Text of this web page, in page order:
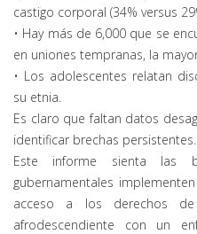
castigo corporal (34% versus
• Hay más de 6,000 que se
en uniones tempranas, la
• Los adolescentes relatan
su etnia.
Es claro que faltan datos
identificar brechas persistentes.
Este informe sienta las
gubernamentales
acceso a los derechos
afrodescendiente con un